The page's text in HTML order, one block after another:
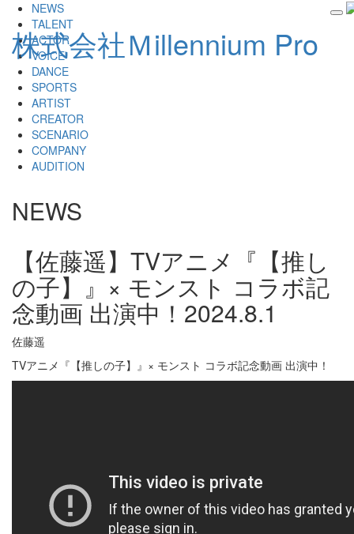
株式会社Ｍillennium Pro
NEWS
TALENT
ACTOR
VOICE
DANCE
SPORTS
ARTIST
CREATOR
SCENARIO
COMPANY
AUDITION
NEWS
【佐藤遥】TVアニメ『【推し
の子】』× モンスト コラボ記
念動画 出演中！ 2024.8.1
佐藤遥
TVアニメ『【推しの子】』× モンスト コラボ記念動画 出演中！